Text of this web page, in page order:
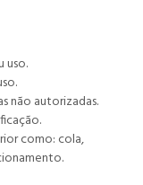
uso.
não autorizadas.
como: cola,